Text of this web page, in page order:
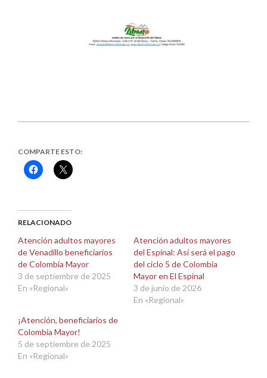
COMPARTE ESTO:
Haz
clic
(Se
abre
una
ventana
nueva)
Haz
clic
(Se
abre
una
ventana
nueva)
RELACIONADO
Atención adultos mayores
de Venadillo beneficiarios
de Colombia Mayor
3 de septiembre de 2025
En «Regional»
Atención adultos mayores
del Espinal: Así será el pago
del ciclo 5 de Colombia
Mayor en El Espinal
3 de junio de 2026
En «Regional»
¡Atención, beneficiarios de
Colombia Mayor!
5 de septiembre de 2025
En «Regional»